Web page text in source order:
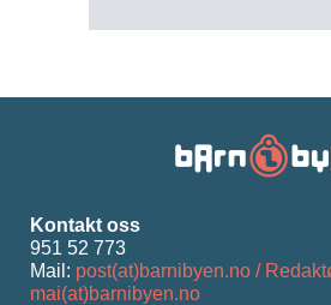
Kontakt oss
951 52 773
Mail: post(at)barnibyen.no /
mai(at)barnibyen.no